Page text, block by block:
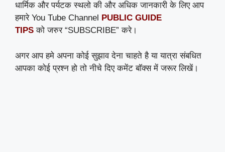
धार्मिक और पर्यटक स्थलो की और अधिक जानकारी के लिए आप
हमारे You Tube Channel PUBLIC GUIDE
TIPS को जरुर “SUBSCRIBE” करे।
अगर आप हमे अपना कोई सुझाव देना चाहते है या यात्रा संबधित
आपका कोई प्रश्न हो तो नीचे दिए कमेंट बॉक्स में जरूर लिखें।